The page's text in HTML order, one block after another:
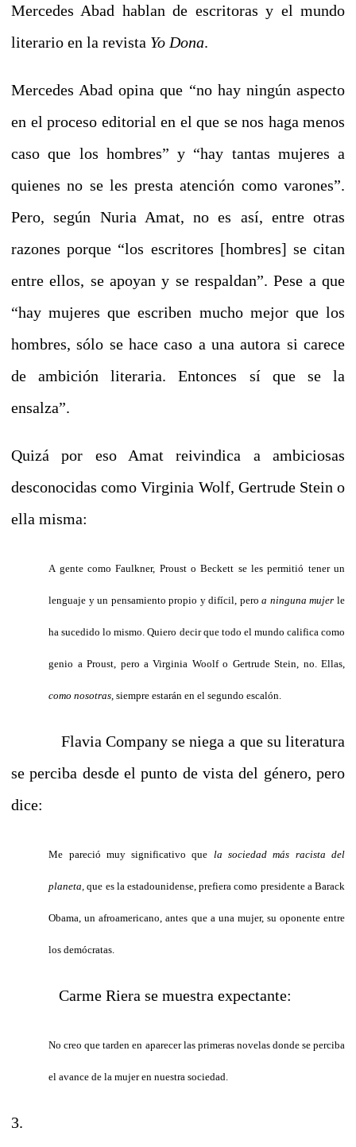
Mercedes Abad hablan de escritoras y el mundo
literario en la revista Yo Dona.
Mercedes Abad opina que “no hay ningún aspecto
en el proceso editorial en el que se nos haga menos
caso que los hombres” y “hay tantas mujeres a
quienes no se les presta atención como varones”.
Pero, según Nuria Amat, no es así, entre otras
razones porque “los escritores [hombres] se citan
entre ellos, se apoyan y se respaldan”. Pese a que
“hay mujeres que escriben mucho mejor que los
hombres, sólo se hace caso a una autora si carece
de ambición literaria. Entonces sí que se la
ensalza”.
Quizá por eso Amat reivindica a ambiciosas
desconocidas como Virginia Wolf, Gertrude Stein o
ella misma:
A gente como Faulkner, Proust o Beckett se les permitió tener un
lenguaje y un pensamiento propio y difícil, peroa ninguna mujer le
ha sucedido lo mismo. Quiero decir que todo el mundo califica como
genio a Proust, pero a Virginia Woolf o Gertrude Stein, no. Ellas,
como nosotras, siempre estarán en el segundo escalón.
Flavia Company se niega a que su literatura
se perciba desde el punto de vista del género, pero
dice:
Me pareció muy significativo que la sociedad más racista del
planeta, que es la estadounidense, prefiera como presidente a Barack
Obama, un afroamericano, antes que a una mujer, su oponente entre
los demócratas.
Carme Riera se muestra expectante:
No creo que tarden en aparecer las primeras novelas donde se perciba
el avance de la mujer en nuestra sociedad.
3.